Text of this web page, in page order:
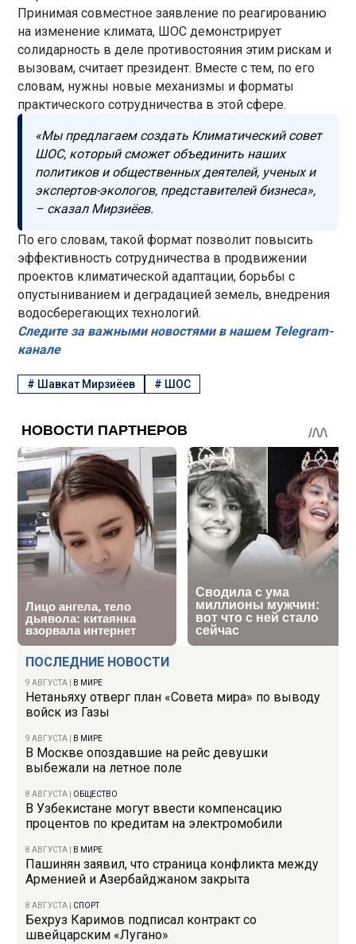
ПОСЛЕДНИЕ НОВОСТИ
9 АВГУСТА В МИРЕ
Нетаньяху отверг план «Совета мира» по выводу
войск из Газы
9 АВГУСТА В МИРЕ
В Москве опоздавшие на рейс девушки
выбежали на летное поле
8 АВГУСТА ОБЩЕСТВО
В Узбекистане могут ввести компенсацию
процентов по кредитам на электромобили
8 АВГУСТА В МИРЕ
Пашинян заявил, что страница конфликта между
Арменией и Азербайджаном закрыта
8 АВГУСТА СПОРТ
Бехруз Каримов подписал контракт со
швейцарским «Лугано»
Принимая совместное заявление по реагированию
на изменение климата, ШОС демонстрирует
солидарность в деле противостояния этим рискам и
вызовам, считает президент. Вместе с тем, по его
словам, нужны новые механизмы и форматы
практического сотрудничества в этой сфере.
«Мы предлагаем создать Климатический совет
ШОС, который сможет объединить наших
политиков и общественных деятелей, ученых и
экспертов-экологов, представителей бизнеса»,
– сказал Мирзиёев.
По его словам, такой формат позволит повысить
эффективность сотрудничества в продвижении
проектов климатической адаптации, борьбы с
опустыниванием и деградацией земель, внедрения
водосберегающих технологий.
Следите за важными новостями в нашем Telegram-
канале
# Шавкат Мирзиёев # ШОС